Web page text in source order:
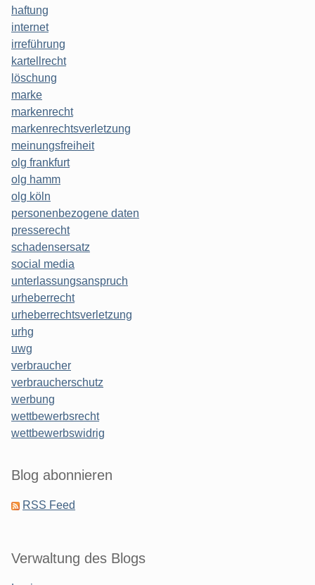
haftung
internet
irreführung
kartellrecht
löschung
marke
markenrecht
markenrechtsverletzung
meinungsfreiheit
olg frankfurt
olg hamm
olg köln
personenbezogene daten
presserecht
schadensersatz
social media
unterlassungsanspruch
urheberrecht
urheberrechtsverletzung
urhg
uwg
verbraucher
verbraucherschutz
werbung
wettbewerbsrecht
wettbewerbswidrig
Blog abonnieren
RSS Feed
Verwaltung des Blogs